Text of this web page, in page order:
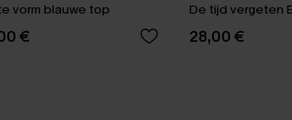
vorm blauwe top
€
De tijd vergeten
28,00 €